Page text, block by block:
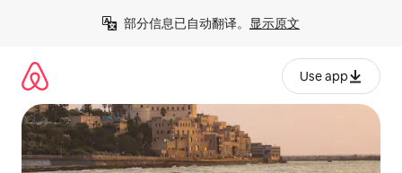
部分信息已自动翻译。 显示原文
Use app